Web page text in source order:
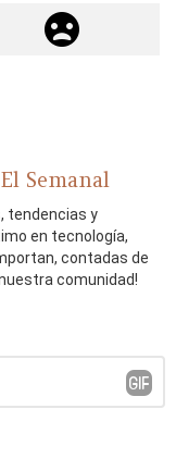
Semanal
tendencias y
en tecnología,
contadas de
comunidad!